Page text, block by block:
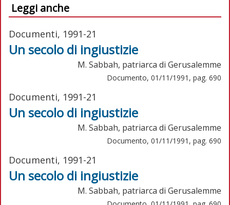
Leggi anche
Documenti, 1991-21
Un secolo di ingiustizie
M. Sabbah, patriarca di Gerusalemme
Documento, 01/11/1991, pag. 690
Documenti, 1991-21
Un secolo di ingiustizie
M. Sabbah, patriarca di Gerusalemme
Documento, 01/11/1991, pag. 690
Documenti, 1991-21
Un secolo di ingiustizie
M. Sabbah, patriarca di Gerusalemme